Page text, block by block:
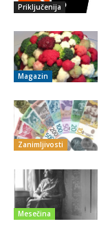
Priključenija
Magazin
Zanimljivosti
Mesečina